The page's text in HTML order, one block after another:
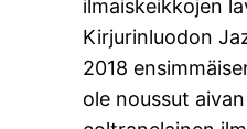
ilmaiskeikkojen
Kirjurinluodon
2018
ole noussut